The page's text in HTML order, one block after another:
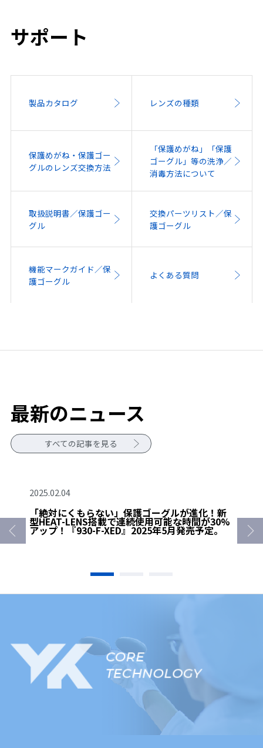
サポート
製品カタログ レンズの種類
保護めがね・保護ゴー
グルのレンズ交換方法
「保護めがね」「保護
ゴーグル」等の洗浄／
消毒方法について
取扱説明書／保護ゴー
グル
交換パーツリスト／保
護ゴーグル
機能マークガイド／保
護ゴーグル
よくある質問
最新のニュース
すべての記事を見る
2025.02.04
「絶対にくもらない」保護ゴーグルが進化！新
型HEAT-LENS搭載で連続使用可能な時間が30%
アップ！『930-F-XED』2025年5月発売予定。